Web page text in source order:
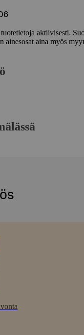
aktiivisesti.
ainesosat aina myös